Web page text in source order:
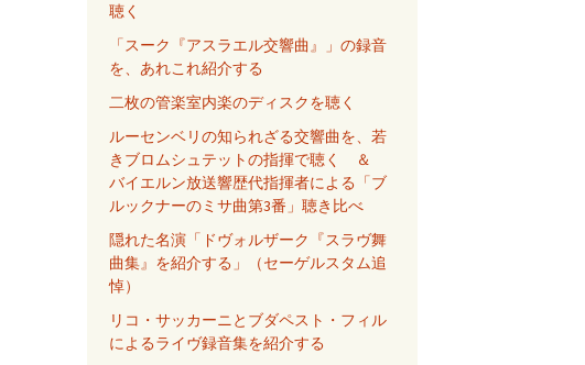
聴く
「スーク『アスラエル交響曲』」の録音
を、あれこれ紹介する
二枚の管楽室内楽のディスクを聴く
ルーセンベリの知られざる交響曲を、若
きブロムシュテットの指揮で聴く ＆
バイエルン放送響歴代指揮者による「ブ
ルックナーのミサ曲第3番」聴き比べ
隠れた名演「ドヴォルザーク『スラヴ舞
曲集』を紹介する」（セーゲルスタム追
悼）
リコ・サッカーニとブダペスト・フィル
によるライヴ録音集を紹介する